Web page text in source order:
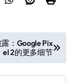
露：Google Pix
el 2的更多细节